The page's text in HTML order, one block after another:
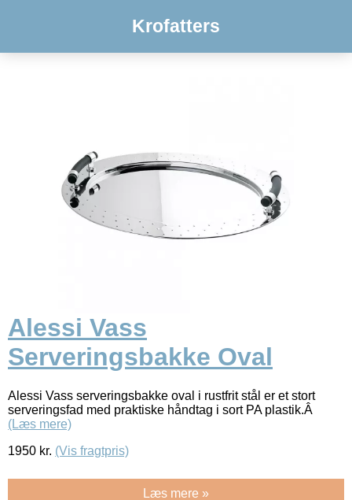
Krofatters
Alessi Vass
Serveringsbakke Oval
Alessi Vass serveringsbakke oval i rustfrit stål er et stort
serveringsfad med praktiske håndtag i sort PA plastik.Â
(Læs mere)
1950 kr. (Vis fragtpris)
Læs mere »